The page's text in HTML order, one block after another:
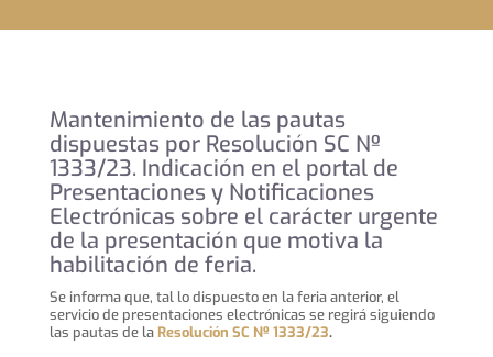
Mantenimiento de las pautas
dispuestas por Resolución SC Nº
1333/23. Indicación en el portal de
Presentaciones y Notificaciones
Electrónicas sobre el carácter urgente
de la presentación que motiva la
habilitación de feria.
Se informa que, tal lo dispuesto en la feria anterior, el
servicio de presentaciones electrónicas se regirá siguiendo
las pautas de laResolución SC Nº 1333/23.